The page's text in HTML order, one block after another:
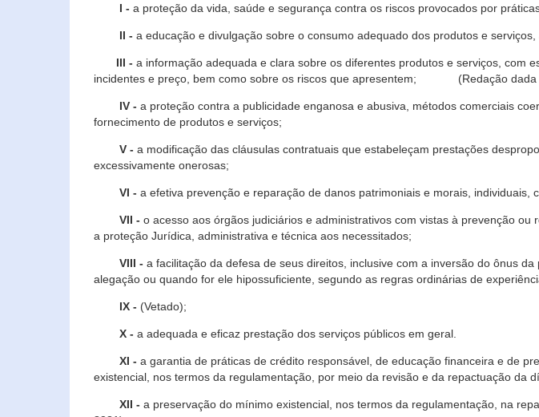
I - a proteção da vida, saúde e segurança contra os riscos provocados por
II - a educação e divulgação sobre o consumo adequado dos produtos e
III - a informação adequada e clara sobre os diferentes produtos e serviços, com
incidentes e preço, bem como sobre os riscos que apresentem; (Redação dada
IV - a proteção contra a publicidade enganosa e abusiva, métodos comerciais
fornecimento de produtos e serviços;
V - a modificação das cláusulas contratuais que estabeleçam prestações
excessivamente onerosas;
VI - a efetiva prevenção e reparação de danos patrimoniais e morais, individuais,
VII - o acesso aos órgãos judiciários e administrativos com vistas à prevenção
a proteção Jurídica, administrativa e técnica aos necessitados;
VIII - a facilitação da defesa de seus direitos, inclusive com a inversão do ônus
alegação ou quando for ele hipossuficiente, segundo as regras ordinárias de
IX - (Vetado);
X - a adequada e eficaz prestação dos serviços públicos em geral.
XI - a garantia de práticas de crédito responsável, de educação financeira e de
existencial, nos termos da regulamentação, por meio da revisão e da repactuação
XII - a preservação do mínimo existencial, nos termos da regulamentação, na